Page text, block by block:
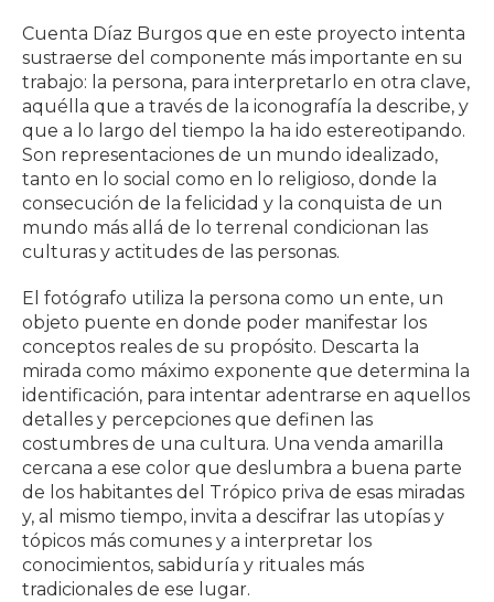
Cuenta Díaz Burgos que en este proyecto intenta
sustraerse del componente más importante en su
trabajo: la persona, para interpretarlo en otra clave,
aquélla que a través de la iconografía la describe, y
que a lo largo del tiempo la ha ido estereotipando.
Son representaciones de un mundo idealizado,
tanto en lo social como en lo religioso, donde la
consecución de la felicidad y la conquista de un
mundo más allá de lo terrenal condicionan las
culturas y actitudes de las personas.
El fotógrafo utiliza la persona como un ente, un
objeto puente en donde poder manifestar los
conceptos reales de su propósito. Descarta la
mirada como máximo exponente que determina la
identificación, para intentar adentrarse en aquellos
detalles y percepciones que definen las
costumbres de una cultura. Una venda amarilla
cercana a ese color que deslumbra a buena parte
de los habitantes del Trópico priva de esas miradas
y, al mismo tiempo, invita a descifrar las utopías y
tópicos más comunes y a interpretar los
conocimientos, sabiduría y rituales más
tradicionales de ese lugar.